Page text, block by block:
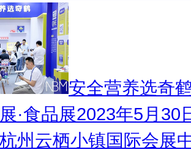
安全营养选奇
·食品展2023年5月30
州云栖小镇国际会展